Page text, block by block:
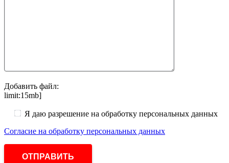
Добавить файл:
limit:15mb]
Я даю разрешение на обработку персональных данных
Согласие на обработку персональных данных